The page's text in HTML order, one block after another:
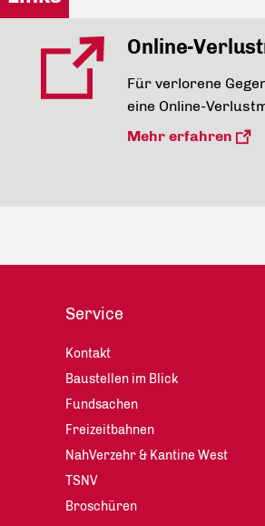
Online-
Für verlorene
eine Online-
Mehr erfahren
Service
Kontakt
Baustellen im Blick
Fundsachen
Freizeitbahnen
NahVerzehr & Kantine West
TSNV
Broschüren